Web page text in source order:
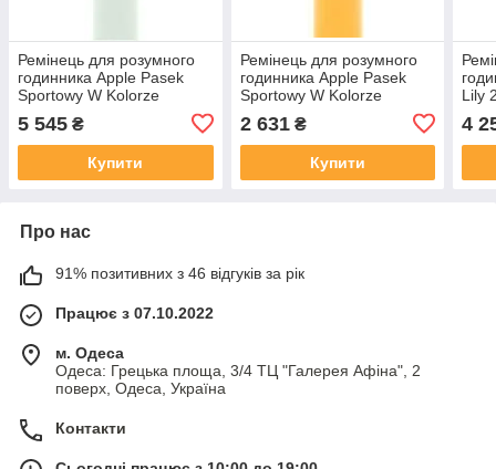
Ремінець для розумного
годинника Apple Pasek
Sportowy W Kolorze
Koperty 41 Mm Rozmiar M
L
5 545 ₴
Купити
Ремінець для розумного
годинника Apple Pasek
Sportowy W Kolorze
Promiennym Do Koperty 41
Mm Rozmiar S M
2 631₴
Купити
Lily
4
Про нас
91% позитивних з 46 відгуків за рік
Працює з 07.10.2022
м. Одеса
Одеса: Грецька площа, 3/4 ТЦ "Галерея Афіна", 2
поверх, Одеса, Україна
Контакти